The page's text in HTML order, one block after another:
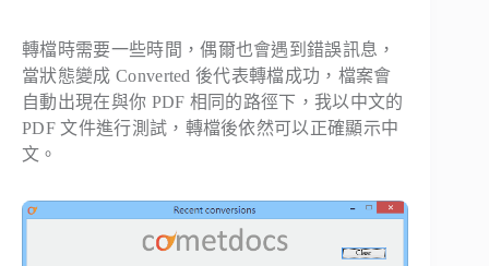
轉檔時需要一些時間，偶爾也會遇到錯誤訊息，
當狀態變成 Converted 後代表轉檔成功，檔案會
自動出現在與你 PDF 相同的路徑下，我以中文的
PDF 文件進行測試，轉檔後依然可以正確顯示中
文。